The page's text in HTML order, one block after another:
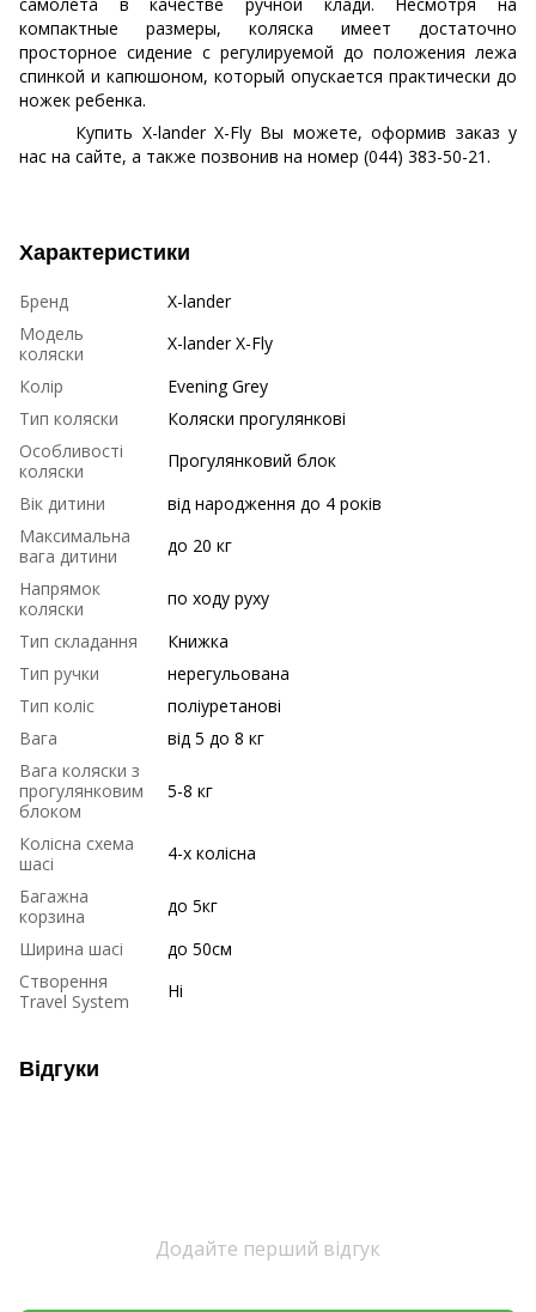
компактные размеры, коляска имеет достаточно
просторное сидение с регулируемой до положения лежа
спинкой и капюшоном, который опускается практически до
ножек ребенка.
Купить X-lander X-Fly Вы можете, оформив заказ у
нас на сайте, а также позвонив на номер (044) 383-50-21.
Характеристики
Бренд
X-lander
Модель
коляски
X-lander X-Fly
Колір
Evening Grey
Тип коляски
Коляски прогулянкові
Особливості
коляски
Прогулянковий блок
Вік дитини
від народження до 4 років
Максимальна
вага дитини
до 20 кг
Напрямок
коляски
по ходу руху
Тип складання
Книжка
Тип ручки
нерегульована
Тип коліс
поліуретанові
Вага
від 5 до 8 кг
Вага коляски з
прогулянковим
блоком
5-8 кг
Колісна схема
шасі
4-х колісна
Багажна
корзина
до 5кг
Ширина шасі
до 50см
Створення
Travel System
Ні
Відгуки
Додайте перший відгук